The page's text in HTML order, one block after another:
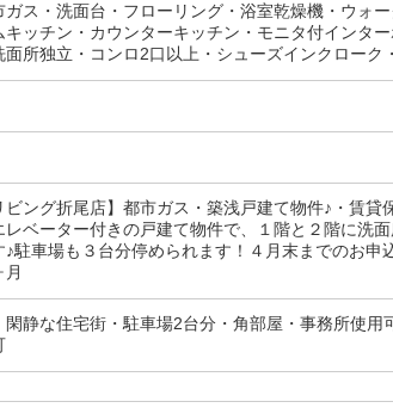
ガス・洗面台・フローリング・浴室乾燥機・ウォ
キッチン・カウンターキッチン・モニタ付インタ
面所独立・コンロ2口以上・シューズインクローク
ビング折尾店】都市ガス・築浅戸建て物件♪・賃
レベーター付きの戸建て物件で、１階と２階に洗
♪駐車場も３台分停められます！４月末までのお
閑静な住宅街・駐車場2台分・角部屋・事務所使